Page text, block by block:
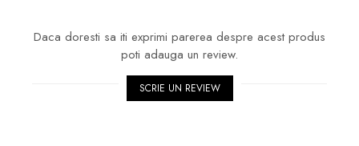
Daca doresti sa iti exprimi parerea despre acest produs
poti adauga un review.
SCRIE UN REVIEW